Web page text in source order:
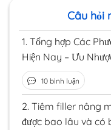
Câu hỏi
1. Tổng hợp Các
Hiện Nay – Ưu
10 bình luận
2. Tiêm filler nâng
được bao lâu và có